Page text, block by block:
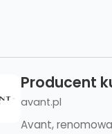
Producent
avant.pl
Avant,